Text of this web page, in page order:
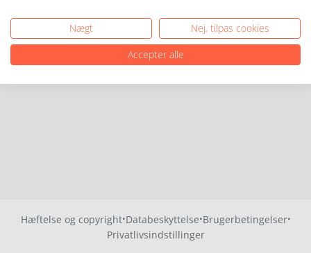
Hæftelse og copyright·Databeskyttelse·Brugerbetingelser·
Privatlivsindstillinger
Nægt
Nej, tilpas cookies
Accepter alle